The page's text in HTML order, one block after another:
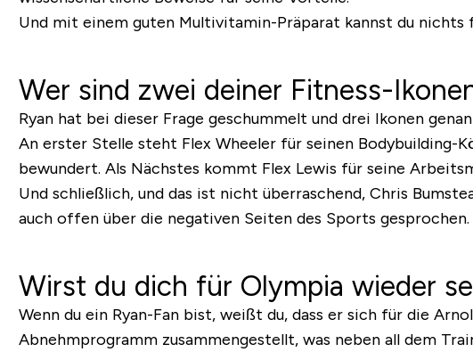
Und mit einem guten Multivitamin-Präparat kannst du nichts
Wer sind zwei deiner Fitness-
Ryan hat bei dieser Frage geschummelt und drei Ikonen
An erster Stelle steht Flex Wheeler für seinen Bodybuilding-
bewundert. Als Nächstes kommt Flex Lewis für seine
Und schließlich, und das ist nicht überraschend, Chris
auch offen über die negativen Seiten des Sports gesprochen.
Wirst du dich für Olympia wieder
Wenn du ein Ryan-Fan bist, weißt du, dass er sich für die
Abnehmprogramm zusammengestellt, was neben all dem